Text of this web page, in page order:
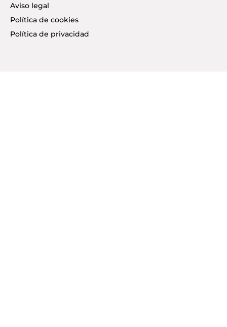
Aviso legal
Política de cookies
Política de privacidad